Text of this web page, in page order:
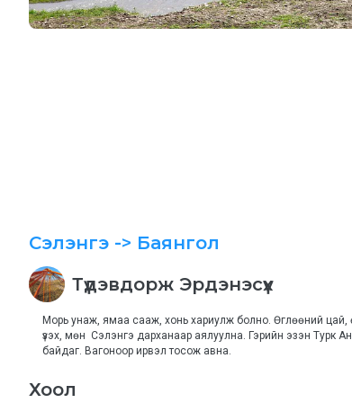
Сэлэнгэ -> Баянгол
Түдэвдорж Эрдэнэсүх
Морь унаж, ямаа сааж, хонь хариулж болно. Өглөөний цай,
үзэх, мөн  Сэлэнгэ дарханаар аялуулна. Гэрийн эзэн Турк
байдаг. Вагоноор ирвэл тосож авна.
Хоол